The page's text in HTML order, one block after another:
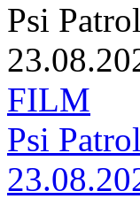
Psi
FILM
Psi